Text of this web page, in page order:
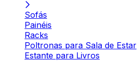
Sofás
Painéis
Racks
Poltronas para Sala de Estar
Estante para Livros